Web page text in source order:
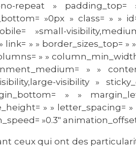
repeat »
»0px » class= » »
»small-
» » border_sizes_top= »
» »
» »
visibility »
» »
» » letter_spacing=
»0.3″
ceux qui ont des